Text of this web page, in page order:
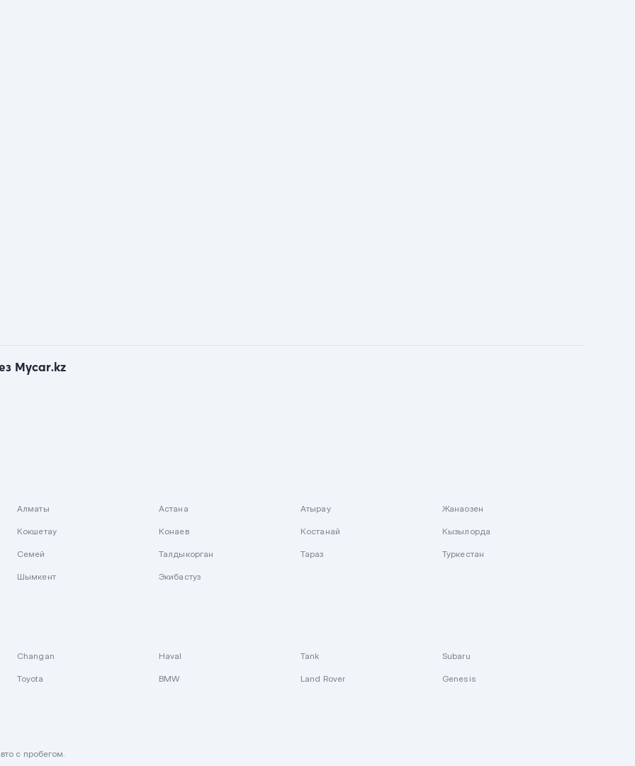
Mycar.kz
Алматы Астана Атырау Жанаозен
Кокшетау Конаев Костанай Кызылорда
Семей Талдыкорган Тараз Туркестан
Шымкент Экибастуз
Changan Haval Tank Subaru
Toyota BMW Land Rover Genesis
с пробегом.